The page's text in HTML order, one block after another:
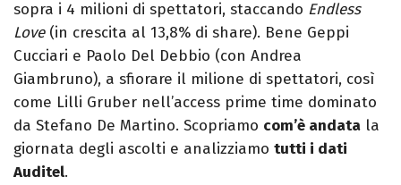
sopra i 4 milioni di spettatori, staccando Endless
Love(in crescita al 13,8% di share). Bene Geppi
Cucciari e Paolo Del Debbio (con Andrea
Giambruno), a sfiorare il milione di spettatori, così
come Lilli Gruber nell’access prime time dominato
da Stefano De Martino. Scopriamo com’è andata la
giornata degli ascolti e analizziamo tutti i dati
Auditel.